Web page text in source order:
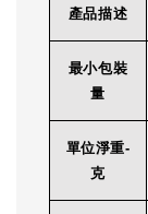
產品描述
最小包裝
量
單位淨重-
克